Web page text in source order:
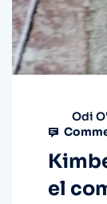
Odi
el